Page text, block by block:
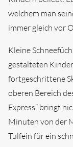
welchem man
immer gleich vor
Kleine
gestalteten
fortgeschrittene
oberen Bereich
Express“ bringt
Minuten von der
Tulfein für ein